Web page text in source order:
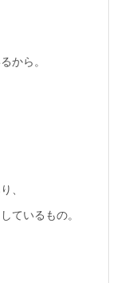
から。
、
ているもの。